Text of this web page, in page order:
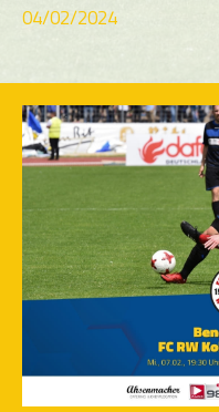
04/02/2024